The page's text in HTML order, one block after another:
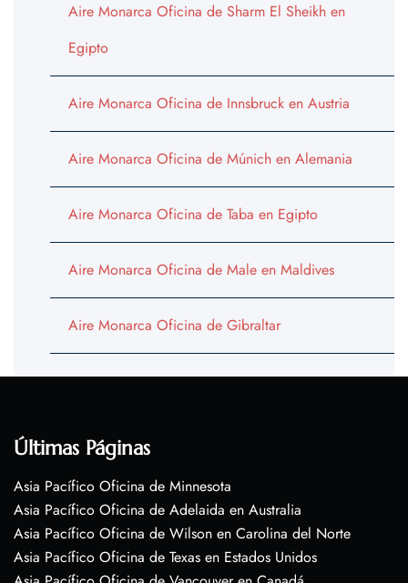
Aire Monarca Oficina de Sharm El Sheikh en
Egipto
Aire Monarca Oficina de Innsbruck en Austria
Aire Monarca Oficina de Múnich en Alemania
Aire Monarca Oficina de Taba en Egipto
Aire Monarca Oficina de Male en Maldives
Aire Monarca Oficina de Gibraltar
Últimas Páginas
Asia Pacífico Oficina de Minnesota
Asia Pacífico Oficina de Adelaida en Australia
Asia Pacífico Oficina de Wilson en Carolina del Norte
Asia Pacífico Oficina de Texas en Estados Unidos